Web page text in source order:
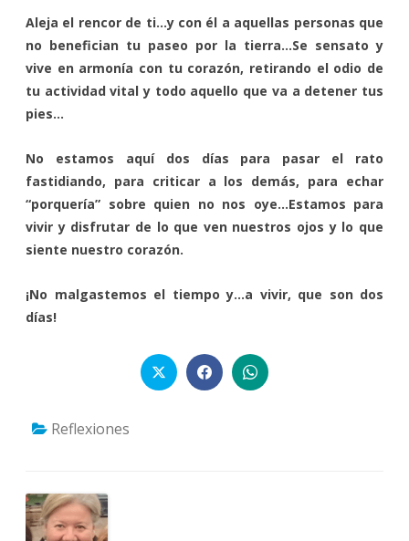
Aleja el rencor de ti…y con él a aquellas personas que
no benefician tu paseo por la tierra…Se sensato y
vive en armonía con tu corazón, retirando el odio de
tu actividad vital y todo aquello que va a detener tus
pies…
No estamos aquí dos días para pasar el rato
fastidiando, para criticar a los demás, para echar
“porquería” sobre quien no nos oye…Estamos para
vivir y disfrutar de lo que ven nuestros ojos y lo que
siente nuestro corazón.
¡No malgastemos el tiempo y…a vivir, que son dos
días!
Reflexiones